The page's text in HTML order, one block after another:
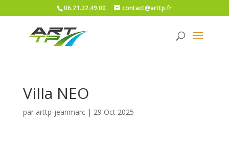
06.21.22.49.00 contact@arttp.fr
Villa NEO
par arttp-jeanmarc| 29 Oct 2025